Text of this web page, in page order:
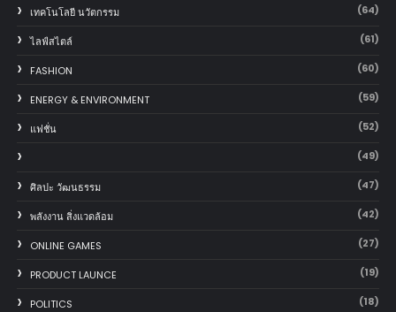
เทคโนโลยี นวัตกรรม (64)
ไลฟ์สไตล์ (61)
FASHION (60)
ENERGY & ENVIRONMENT (59)
แฟชั่น (52)
(49)
ศิลปะ วัฒนธรรม (47)
พลังงาน สิ่งแวดล้อม (42)
ONLINE GAMES (27)
PRODUCT LAUNCE (19)
POLITICS (18)